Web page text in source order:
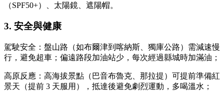
（SPF50+）、太陽鏡、遮陽帽。
3. 安全與健康
駕駛安全：盤山路（如布爾津到喀納斯、獨庫公路）需減速慢
行，避免超車；偏遠路段加油站少，每次經過縣城時加滿油；
高原反應：高海拔景點（巴音布魯克、那拉提）可提前準備紅
景天（提前 3 天服用），抵達後避免劇烈運動，多喝溫水；